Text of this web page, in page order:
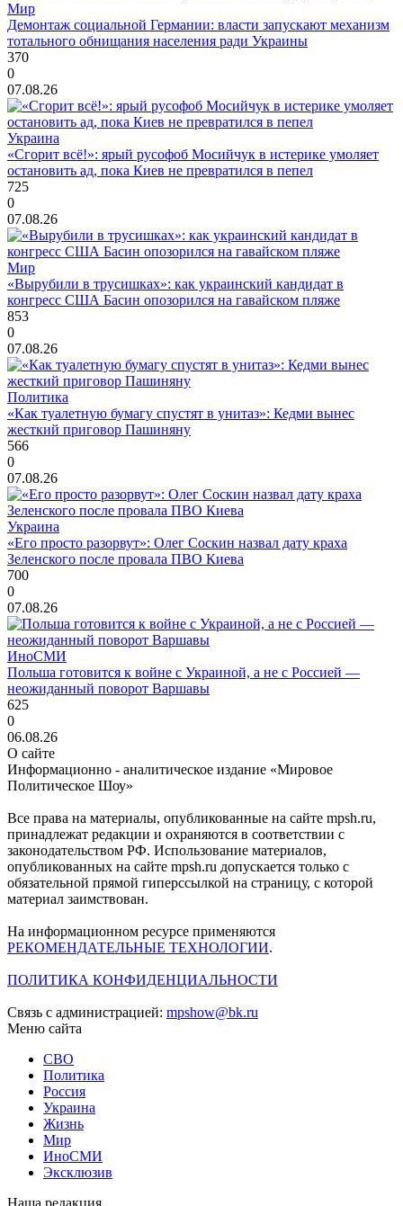
Мир
Демонтаж социальной Германии: власти запускают механизм
тотального обнищания населения ради Украины
370
0
07.08.26
Украина
«Сгорит всё!»: ярый русофоб Мосийчук в истерике умоляет
остановить ад, пока Киев не превратился в пепел
725
0
07.08.26
Мир
«Вырубили в трусишках»: как украинский кандидат в
конгресс США Басин опозорился на гавайском пляже
853
0
07.08.26
Политика
«Как туалетную бумагу спустят в унитаз»: Кедми вынес
жесткий приговор Пашиняну
566
0
07.08.26
Украина
«Его просто разорвут»: Олег Соскин назвал дату краха
Зеленского после провала ПВО Киева
700
0
07.08.26
ИноСМИ
Польша готовится к войне с Украиной, а не с Россией —
неожиданный поворот Варшавы
625
0
06.08.26
О сайте
Информационно - аналитическое издание «Мировое
Политическое Шоу»
Все права на материалы, опубликованные на сайте mpsh.ru,
принадлежат редакции и охраняются в соответствии с
законодательством РФ. Использование материалов,
опубликованных на сайте mpsh.ru допускается только с
обязательной прямой гиперссылкой на страницу, с которой
материал заимствован.
На информационном ресурсе применяются
РЕКОМЕНДАТЕЛЬНЫЕ ТЕХНОЛОГИИ.
ПОЛИТИКА КОНФИДЕНЦИАЛЬНОСТИ
Связь с администрацией: mpshow@bk.ru
Меню сайта
СВО
Политика
Россия
Украина
Жизнь
Мир
ИноСМИ
Эксклюзив